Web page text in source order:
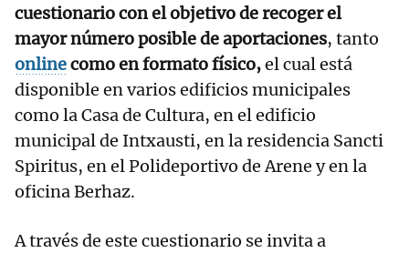
cuestionario con el objetivo de recoger el
mayor número posible de aportaciones, tanto
onlinecomo en formato físico,el cual está
disponible en varios edificios municipales
como la Casa de Cultura, en el edificio
municipal de Intxausti, en la residencia Sancti
Spiritus, en el Polideportivo de Arene y en la
oficina Berhaz.
A través de este cuestionario se invita a